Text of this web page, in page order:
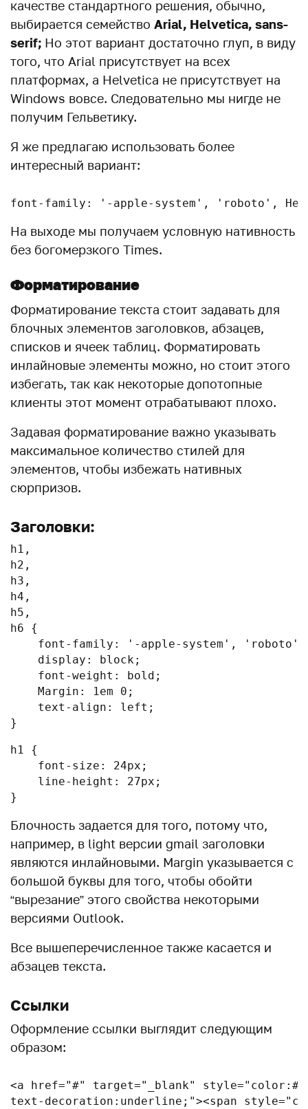
качестве стандартного решения, обычно,
выбирается семейство Arial, Helvetica, sans-
serif; Но этот вариант достаточно глуп, в виду
того, что Arial присутствует на всех
платформах, а Helvetica не присутствует на
Windows вовсе. Следовательно мы нигде не
получим Гельветику.
Я же предлагаю использовать более
интересный вариант:
font-family: '-apple-system', 'roboto',
На выходе мы получаем условную нативность
без богомерзкого Times.
Форматирование
Форматирование текста стоит задавать для
блочных элементов заголовков, абзацев,
списков и ячеек таблиц. Форматировать
инлайновые элементы можно, но стоит этого
избегать, так как некоторые допотопные
клиенты этот момент отрабатывают плохо.
Задавая форматирование важно указывать
максимальное количество стилей для
элементов, чтобы избежать нативных
сюрпризов.
Заголовки:
h1,
h2,
h3,
h4,
h5,
h6 {
font-family: '-apple-system',
    display: block;
    font-weight: bold;
    Margin: 1em 0;
    text-align: left;
}
h1 {
    font-size: 24px;
    line-height: 27px;
}
Блочность задается для того, потому что,
например, в light версии gmail заголовки
являются инлайновыми. Margin указывается с
большой буквы для того, чтобы обойти
“вырезание” этого свойства некоторыми
версиями Outlook.
Все вышеперечисленное также касается и
абзацев текста.
Ссылки
Оформление ссылки выглядит следующим
образом:
<a href="#" target="_blank"
text-decoration:underline;"><span